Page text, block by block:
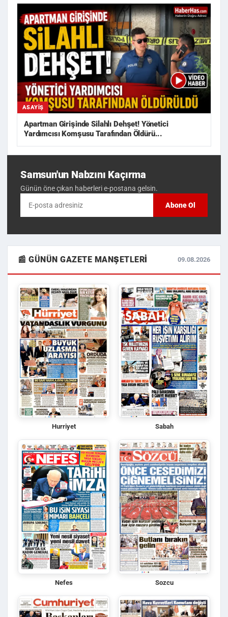
ASAYIŞ
Apartman Girişinde Silahlı Dehşet! Yönetici
Yardımcısı Komşusu Tarafından Öldürü...
Samsun'un Nabzını Kaçırma
Günün öne çıkan haberleri e-postana gelsin.
Abone Ol
📰 GÜNÜN GAZETE MANŞETLERI 09.08.2026
Hurriyet Sabah
Nefes Sozcu